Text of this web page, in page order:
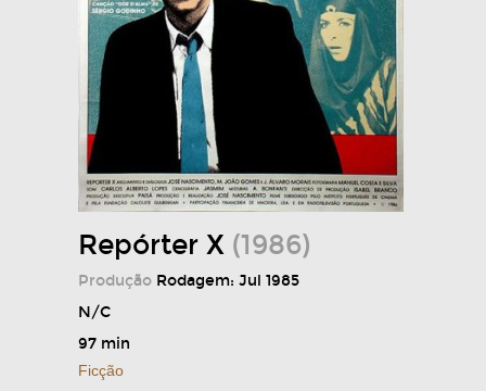
Repórter X (1986)
Produção Rodagem: Jul 1985
N/C
97 min
Ficção